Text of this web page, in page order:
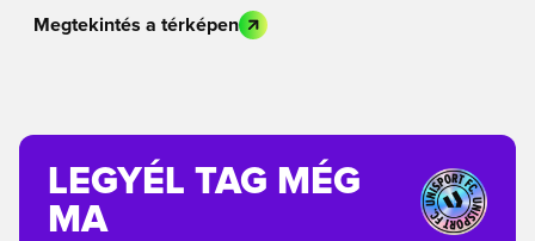
Megtekintés a térképen
LEGYÉL TAG MÉG
MA